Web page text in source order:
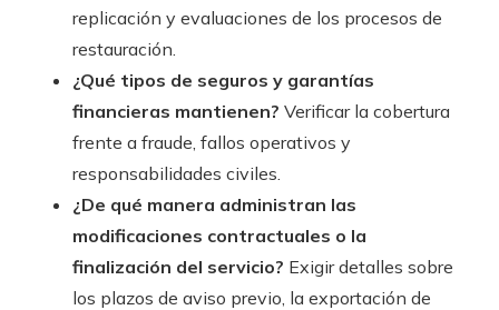
replicación y evaluaciones de los procesos de
restauración.
¿Qué tipos de seguros y garantías
financieras mantienen? Verificar la cobertura
frente a fraude, fallos operativos y
responsabilidades civiles.
¿De qué manera administran las
modificaciones contractuales o la
finalización del servicio? Exigir detalles sobre
los plazos de aviso previo, la exportación de